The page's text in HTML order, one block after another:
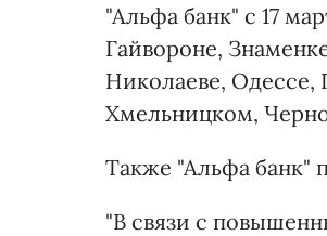
"Альфа банк" с 17
Гайвороне,
Николаеве, Одессе,
Хмельницком,
Также "Альфа банк"
"В связи с